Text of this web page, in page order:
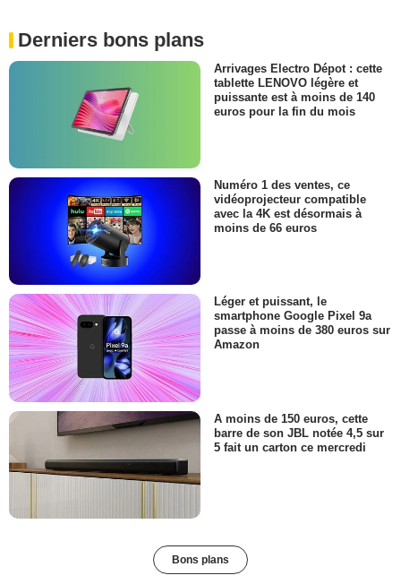
Derniers bons plans
Arrivages Electro Dépot : cette
tablette LENOVO légère et
puissante est à moins de 140
euros pour la fin du mois
Numéro 1 des ventes, ce
vidéoprojecteur compatible
avec la 4K est désormais à
moins de 66 euros
Léger et puissant, le
smartphone Google Pixel 9a
passe à moins de 380 euros sur
Amazon
A moins de 150 euros, cette
barre de son JBL notée 4,5 sur
5 fait un carton ce mercredi
Bons plans